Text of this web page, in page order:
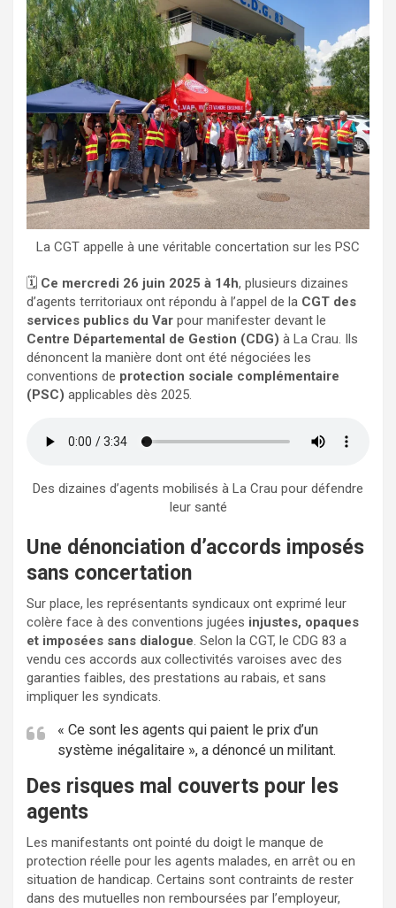
La CGT appelle à une véritable concertation sur les PSC
🗓️ Ce mercredi 26 juin 2025 à 14h, plusieurs dizaines
d’agents territoriaux ont répondu à l’appel de la CGT des
services publics du Var pour manifester devant le
Centre Départemental de Gestion (CDG) à La Crau. Ils
dénoncent la manière dont ont été négociées les
conventions de protection sociale complémentaire
(PSC) applicables dès 2025.
Des dizaines d’agents mobilisés à La Crau pour défendre
leur santé
Une dénonciation d’accords imposés
sans concertation
Sur place, les représentants syndicaux ont exprimé leur
colère face à des conventions jugées injustes, opaques
et imposées sans dialogue. Selon la CGT, le CDG 83 a
vendu ces accords aux collectivités varoises avec des
garanties faibles, des prestations au rabais, et sans
impliquer les syndicats.
« Ce sont les agents qui paient le prix d’un
système inégalitaire », a dénoncé un militant.
Des risques mal couverts pour les
agents
Les manifestants ont pointé du doigt le manque de
protection réelle pour les agents malades, en arrêt ou en
situation de handicap. Certains sont contraints de rester
dans des mutuelles non remboursées par l’employeur,